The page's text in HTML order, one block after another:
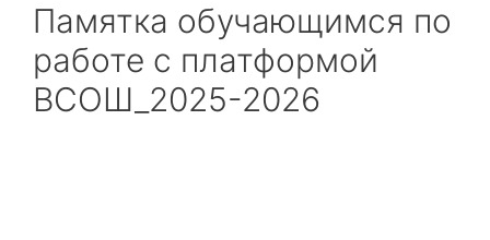
Памятка обучающимся по
работе с платформой
ВСОШ_2025-2026